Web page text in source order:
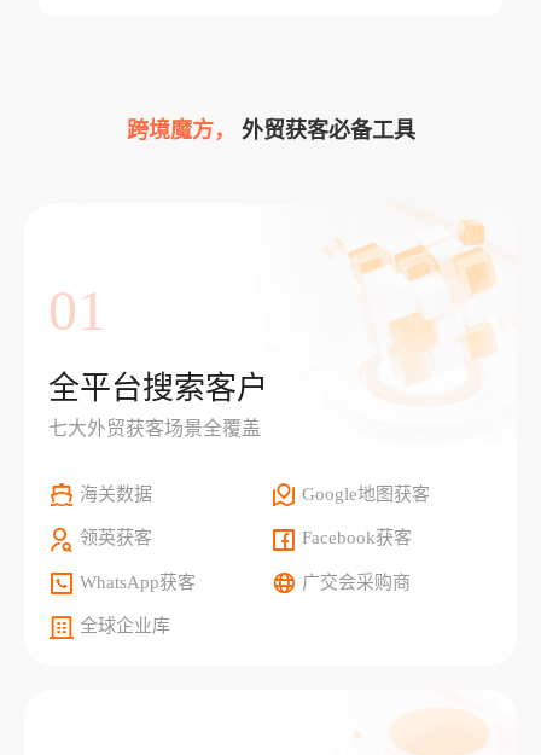
跨境魔方， 外贸获客必备工具
01
全平台搜索客户
七大外贸获客场景全覆盖
海关数据 Google地图获客
领英获客 Facebook获客
WhatsApp获客 广交会采购商
全球企业库